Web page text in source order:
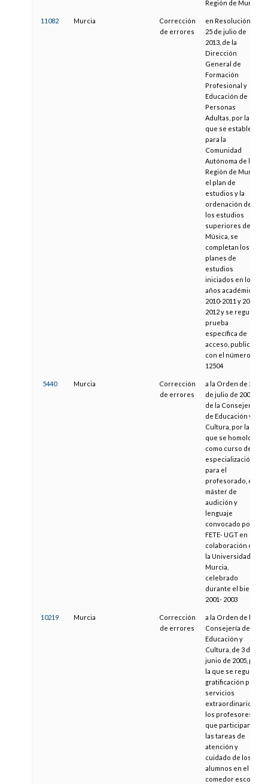
Región de Murcia
11082 Murcia
Corrección
de errores
en Resolución de
25 de julio de
2013, de la
Dirección
General de
Formación
Profesional y
Educación de
Personas
Adultas, por la
que se establece
para la
Comunidad
Autónoma de la
Región de Murcia
el plan de
estudios y la
ordenación de
los estudios
superiores de
Música, se
completan los
planes de
estudios
iniciados en los
años académicos
2010-2011 y 2011-
2012 y se regula la
prueba
específica de
acceso, publicada
con el número
12504
5440 Murcia
Corrección
de errores
a la Orden de 28
de julio de 2003
de la Consejería
de Educación y
Cultura, por la
que se homologa
como curso de
especialización
para el
profesorado, el
máster de
audición y
lenguaje
convocado por
FETE- UGT en
colaboración con
la Universidad de
Murcia,
celebrado
durante el bienio
2001- 2003
10219 Murcia
Corrección
de errores
a la Orden de la
Consejería de
Educación y
Cultura, de 3 de
junio de 2005, por
la que se regula la
gratificación por
servicios
extraordinarios a
los profesores
que participan en
las tareas de
atención y
cuidado de los
alumnos en el
comedor escolar